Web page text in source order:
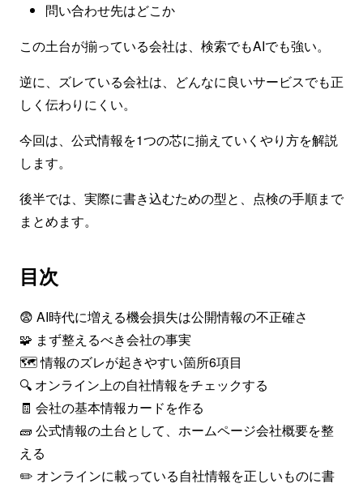
問い合わせ先はどこか
この土台が揃っている会社は、検索でもAIでも強い。
逆に、ズレている会社は、どんなに良いサービスでも正
しく伝わりにくい。
今回は、公式情報を1つの芯に揃えていくやり方を解説
します。
後半では、実際に書き込むための型と、点検の手順まで
まとめます。
目次
😨 AI時代に増える機会損失は公開情報の不正確さ
🧩 まず整えるべき会社の事実
🗺️ 情報のズレが起きやすい箇所6項目
🔍 オンライン上の自社情報をチェックする
🧾 会社の基本情報カードを作る
🧱 公式情報の土台として、ホームページ会社概要を整
える
✏️ オンラインに載っている自社情報を正しいものに書